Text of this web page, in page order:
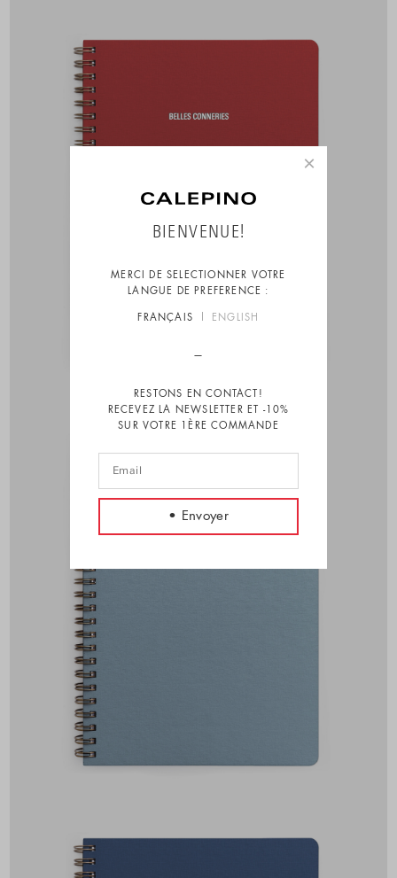
×
BIENVENUE!
MERCI DE SELECTIONNER VOTRE
LANGUE DE PREFERENCE :
FRANÇAIS ENGLISH
RESTONS EN CONTACT!
RECEVEZ LA NEWSLETTER ET -10%
SUR VOTRE 1ÈRE COMMANDE